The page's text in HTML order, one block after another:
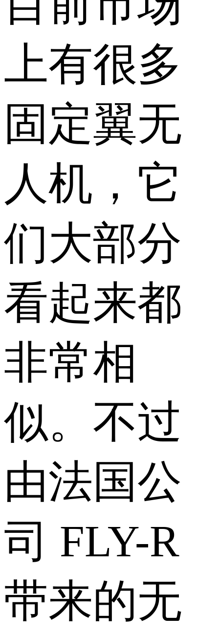
上有很多
固定翼无
人机，它
们大部分
看起来都
非常相
似。不过
由法国公
司 FLY-R
带来的无